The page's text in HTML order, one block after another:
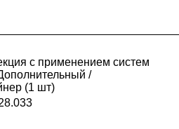
с применением систем
/
(1 шт)